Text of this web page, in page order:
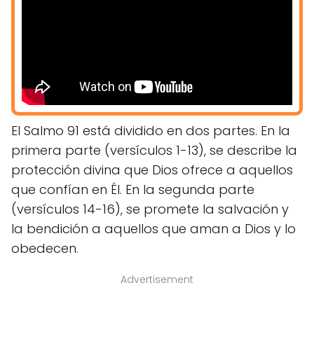
El Salmo 91 está dividido en dos partes. En la
primera parte (versículos 1-13), se describe la
protección divina que Dios ofrece a aquellos
que confían en Él. En la segunda parte
(versículos 14-16), se promete la salvación y
la bendición a aquellos que aman a Dios y lo
obedecen.
Advertisement